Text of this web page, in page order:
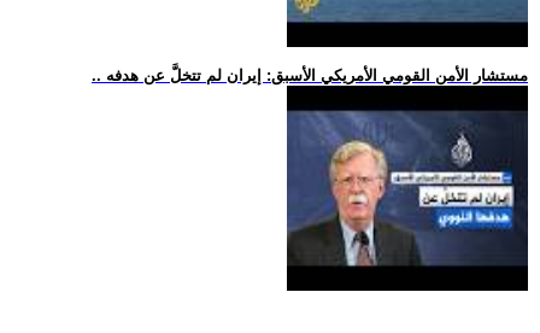
.. مستشار الأمن القومي الأمريكي الأسبق: إيران لم تتخلَّ عن هدفه